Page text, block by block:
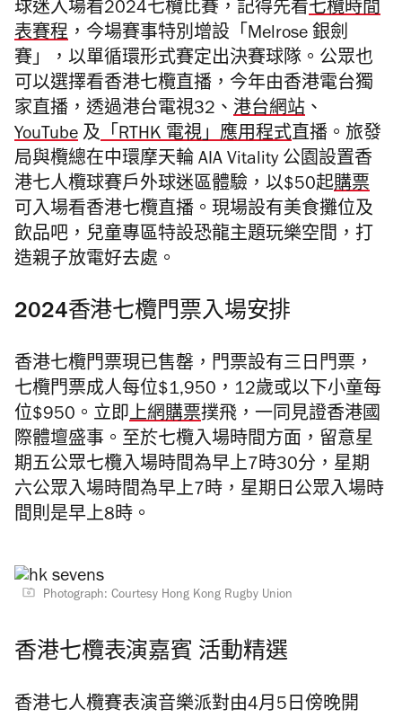
球迷入場看2024七欖比賽，記得先看七欖時間
表賽程 ，今場賽事特別增設「Melrose 銀劍
賽」，以單循環形式賽定出決賽球隊。公眾也
可以選擇看香港七欖直播，今年由香港電台獨
家直播，透過港台電視32、 港台網站 、
YouTube 及「RTHK 電視」應用程式直播。旅發
局與欖總在中環摩天輪 AIA Vitality 公園設置香
港七人欖球賽戶外球迷區體驗，以$50起購票
可入場看香港七欖直播。現場設有美食攤位及
飲品吧，兒童專區特設恐龍主題玩樂空間，打
造親子放電好去處。
2024香港七欖門票入場安排
香港七欖門票現已售罄，門票設有三日門票，
七欖門票成人每位$1,950，12歲或以下小童每
位$950。立即上網購票撲飛，一同見證香港國
際體壇盛事。至於七欖入場時間方面，留意星
期五公眾七欖入場時間為早上7時30分，星期
六公眾入場時間為早上7時，星期日公眾入場時
間則是早上8時。
Photograph: Courtesy Hong Kong Rugby Union
香港七欖表演嘉賓 活動精選
香港七人欖賽表演音樂派對由4月5日傍晚開